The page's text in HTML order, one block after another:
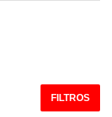
FILTROS